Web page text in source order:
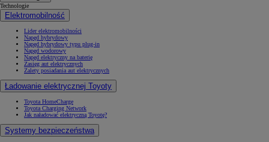
Technologie
Elektromobilność
Lider elektromobilności
Napęd hybrydowy
Napęd hybrydowy typu plug-in
Napęd wodorowy
Napęd elektryczny na baterię
Zasięg aut elektrycznych
Zalety posiadania aut elektrycznych
Ładowanie elektrycznej Toyoty
Toyota HomeCharge
Toyota Charging Network
Jak naładować elektryczną Toyotę?
Systemy bezpieczeństwa